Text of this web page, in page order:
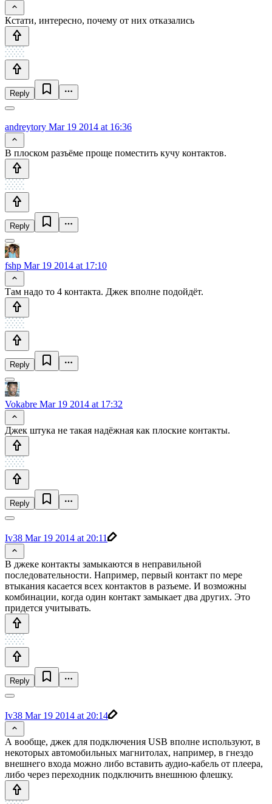
Кстати, интересно, почему от них отказались
Reply
andreytory Mar 19 2014 at 16:36
В плоском разъёме проще поместить кучу контактов.
Reply
fshp Mar 19 2014 at 17:10
Там надо то 4 контакта. Джек вполне подойдёт.
Reply
Vokabre Mar 19 2014 at 17:32
Джек штука не такая надёжная как плоские контакты.
Reply
Iv38 Mar 19 2014 at 20:11
В джеке контакты замыкаются в неправильной
последовательности. Например, первый контакт по мере
втыкания касается всех контактов в разъеме. И возможны
комбинации, когда один контакт замыкает два других. Это
придется учитывать.
Reply
Iv38 Mar 19 2014 at 20:14
А вообще, джек для подключения USB вполне используют, в
некоторых автомобильных магнитолах, например, в гнездо
внешнего входа можно либо вставить аудио-кабель от плеера,
либо через переходник подключить внешнюю флешку.